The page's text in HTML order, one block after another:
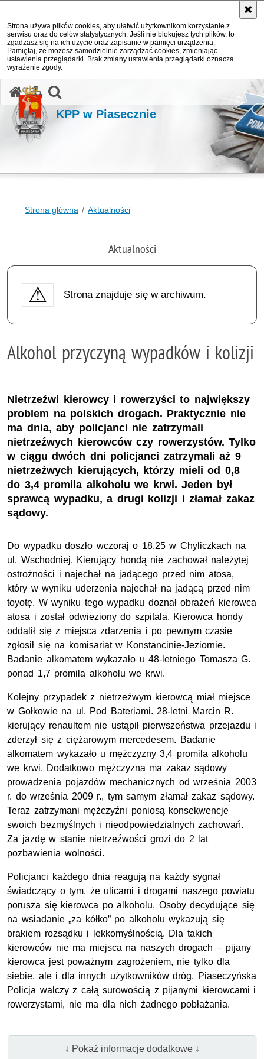
Strona używa plików cookies, aby ułatwić użytkownikom korzystanie z
serwisu oraz do celów statystycznych. Jeśli nie blokujesz tych plików, to
zgadzasz się na ich użycie oraz zapisanie w pamięci urządzenia.
Pamiętaj, że możesz samodzielnie zarządzać cookies, zmieniając
ustawienia przeglądarki. Brak zmiany ustawienia przeglądarki oznacza
wyrażenie zgody.
KPP w Piasecznie
Strona główna Aktualności
Aktualności
Strona znajduje się w archiwum.
Alkohol przyczyną wypadków i kolizji
Nietrzeźwi kierowcy i rowerzyści to największy
problem na polskich drogach. Praktycznie nie
ma dnia, aby policjanci nie zatrzymali
nietrzeźwych kierowców czy rowerzystów. Tylko
w ciągu dwóch dni policjanci zatrzymali aż 9
nietrzeźwych kierujących, którzy mieli od 0,8
do 3,4 promila alkoholu we krwi. Jeden był
sprawcą wypadku, a drugi kolizji i złamał zakaz
sądowy.
Do wypadku doszło wczoraj o 18.25 w Chyliczkach na
ul. Wschodniej. Kierujący hondą nie zachował należytej
ostrożności i najechał na jadącego przed nim atosa,
który w wyniku uderzenia najechał na jadącą przed nim
toyotę. W wyniku tego wypadku doznał obrażeń kierowca
atosa i został odwieziony do szpitala. Kierowca hondy
oddalił się z miejsca zdarzenia i po pewnym czasie
zgłosił się na komisariat w Konstancinie-Jeziornie.
Badanie alkomatem wykazało u 48-letniego Tomasza G.
ponad 1,7 promila alkoholu we krwi.
Kolejny przypadek z nietrzeźwym kierowcą miał miejsce
w Gołkowie na ul. Pod Bateriami. 28-letni Marcin R.
kierujący renaultem nie ustąpił pierwszeństwa przejazdu i
zderzył się z ciężarowym mercedesem. Badanie
alkomatem wykazało u mężczyzny 3,4 promila alkoholu
we krwi. Dodatkowo mężczyzna ma zakaz sądowy
prowadzenia pojazdów mechanicznych od września 2003
r. do września 2009 r., tym samym złamał zakaz sądowy.
Teraz zatrzymani mężczyźni poniosą konsekwencje
swoich bezmyślnych i nieodpowiedzialnych zachowań.
Za jazdę w stanie nietrzeźwości grozi do 2 lat
pozbawienia wolności.
Policjanci każdego dnia reagują na każdy sygnał
świadczący o tym, że ulicami i drogami naszego powiatu
porusza się kierowca po alkoholu. Osoby decydujące się
na wsiadanie „za kółko” po alkoholu wykazują się
brakiem rozsądku i lekkomyślnością. Dla takich
kierowców nie ma miejsca na naszych drogach – pijany
kierowca jest poważnym zagrożeniem, nie tylko dla
siebie, ale i dla innych użytkowników dróg. Piaseczyńska
Policja walczy z całą surowością z pijanymi kierowcami i
rowerzystami, nie ma dla nich żadnego pobłażania.
↓ Pokaż informacje dodatkowe ↓